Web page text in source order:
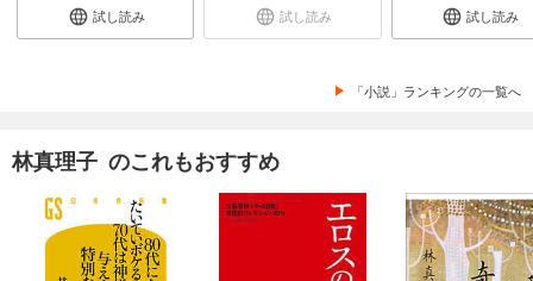
試し読み 試し読み 試し読み
「小説」ランキングの一覧へ
林真理子 のこれもおすすめ